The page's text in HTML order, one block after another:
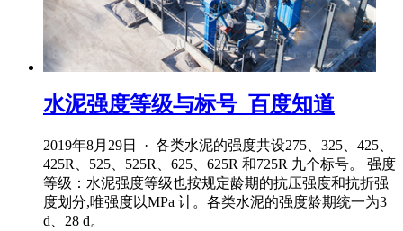
水泥强度等级与标号_百度知道
2019年8月29日 · 各类水泥的强度共设275、325、425、
425R、525、525R、625、625R 和725R 九个标号。 强度
等级：水泥强度等级也按规定龄期的抗压强度和抗折强
度划分,唯强度以MPa 计。各类水泥的强度龄期统一为3
d、28 d。